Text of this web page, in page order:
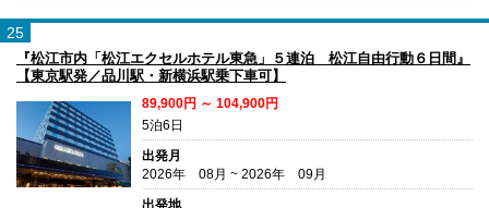
25
『松江市内「松江エクセルホテル東急」５連泊 松江自由行動６日間』
【東京駅発／品川駅・新横浜駅乗下車可】
89,900円 ～ 104,900円
5泊6日
出発月
2026年 08月 ~ 2026年 09月
出発地